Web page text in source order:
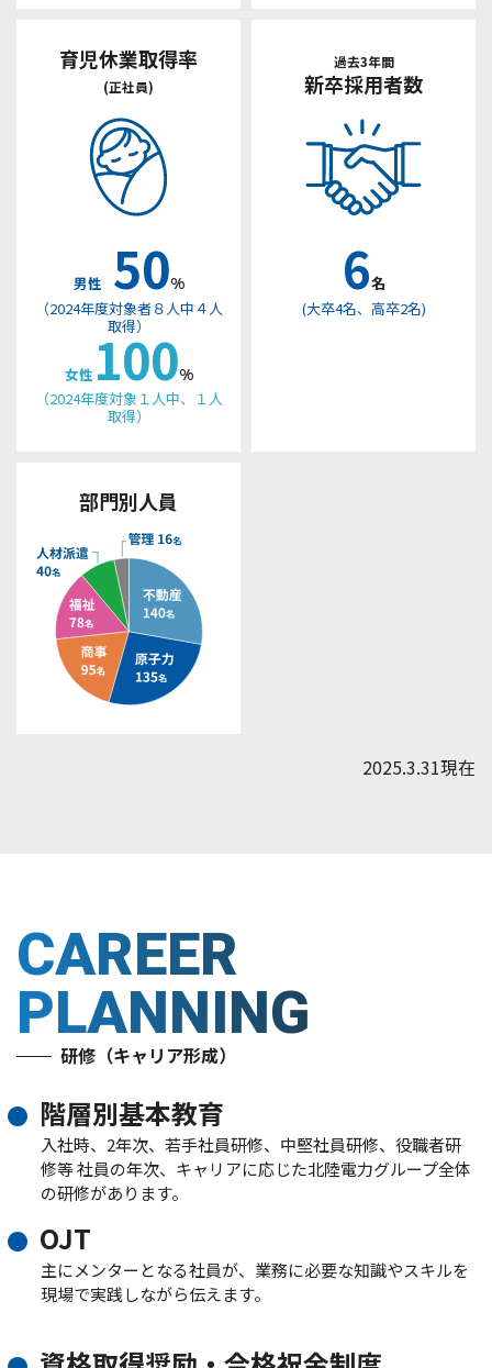
育児休業取得率
(正社員)
男性 50%
（2024年度対象者８人中４人
取得）
女性 100%
（2024年度対象１人中、１人
取得）
過去3年間
新卒採用者数
6名
(大卒4名、高卒2名)
部門別人員
2025.3.31現在
CAREER
PLANNING
研修（キャリア形成）
階層別基本教育
入社時、2年次、若手社員研修、中堅社員研修、役職者研
修等 社員の年次、キャリアに応じた北陸電力グループ全体
の研修があります。
OJT
主にメンターとなる社員が、業務に必要な知識やスキルを
現場で実践しながら伝えます。